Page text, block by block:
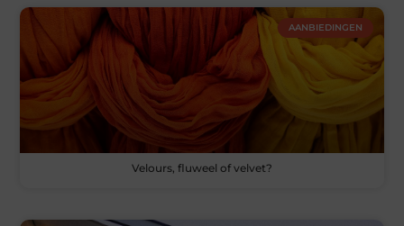
AANBIEDINGEN
Velours, fluweel of velvet?